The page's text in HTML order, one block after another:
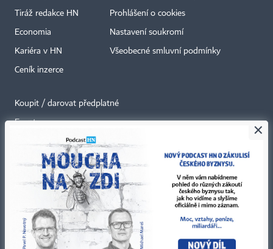
Tiráž redakce HN
Economia
Kariéra v HN
Ceník inzerce
Prohlášení o cookies
Nastavení soukromí
Všeobecné smluvní podmínky
Koupit / darovat předplatné
Eventy
Newslettery
RSS kanály
Autorská práva vykonává vydavatel. Bez písemného svolení vydavatele je
zakázáno jakékoli užití částí nebo celku díla, zejména rozmnožování a šíření
jakýmkoli způsobem, mechanickým nebo elektronickým, v českém nebo
jiném jazyce. Bez souhlasu vydavatele je zakázáno též rozmnožování
×